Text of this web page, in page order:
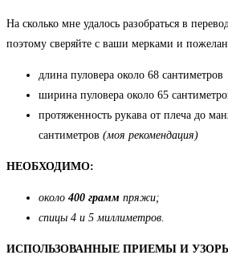
На сколько мне удалось разобраться в
поэтому сверяйте с ваши мерками и
длина пуловера около 68 сантиметров
ширина пуловера около 65
протяженность рукава от плеча до
сантиметров (моя рекомендация)
НЕОБХОДИМО:
около400 грамм пряжи;
спицы 4 и 5 миллиметров.
ИСПОЛЬЗОВАННЫЕ ПРИЕМЫ И